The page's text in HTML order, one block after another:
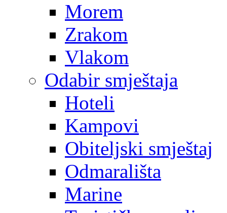
Morem
Zrakom
Vlakom
Odabir smještaja
Hoteli
Kampovi
Obiteljski smještaj
Odmarališta
Marine